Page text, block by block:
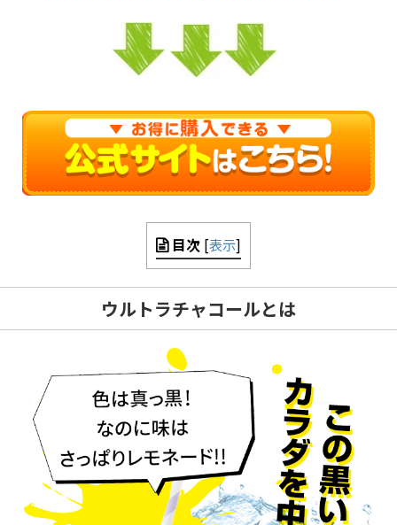
目次 [表示]
ウルトラチャコールとは